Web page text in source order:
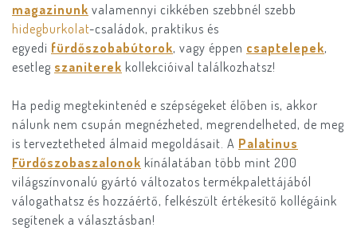
magazinunk valamennyi cikkében szebbnél szebb
hidegburkolat-családok, praktikus és
egyedi fürdőszobabútorok, vagy éppen csaptelepek,
esetleg szaniterek kollekcióival találkozhatsz!
Ha pedig megtekintenéd e szépségeket élőben is, akkor
nálunk nem csupán megnézheted, megrendelheted, de meg
is terveztetheted álmaid megoldásait. A Palatinus
Fürdőszobaszalonok kínálatában több mint 200
világszínvonalú gyártó változatos termékpalettájából
válogathatsz és hozzáértő, felkészült értékesítő kollégáink
segítenek a választásban!